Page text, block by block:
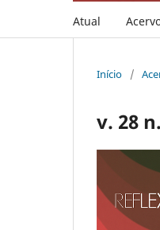
Atual
Início /
v. 28